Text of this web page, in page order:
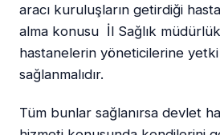
aracı kuruluşların getirdiği
alma konusu İl Sağlık
hastanelerin yöneticilerine
sağlanmalıdır.
Tüm bunlar sağlanırsa devlet